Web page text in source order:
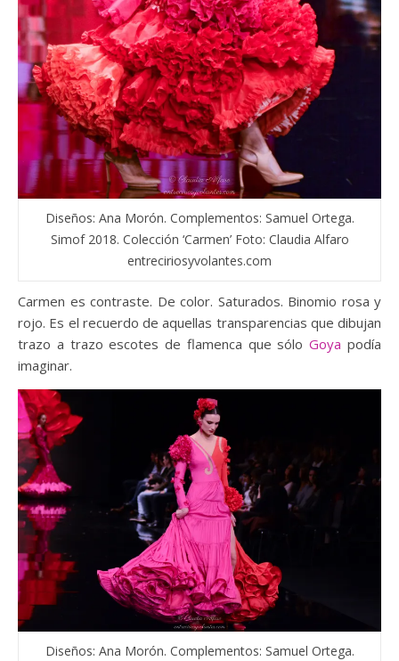
Diseños: Ana Morón. Complementos: Samuel Ortega.
Simof 2018. Colección ‘Carmen’ Foto: Claudia Alfaro
entreciriosyvolantes.com
Carmen es contraste. De color. Saturados. Binomio rosa y
rojo. Es el recuerdo de aquellas transparencias que dibujan
trazo a trazo escotes de flamenca que sóloGoya podía
imaginar.
Diseños: Ana Morón. Complementos: Samuel Ortega.